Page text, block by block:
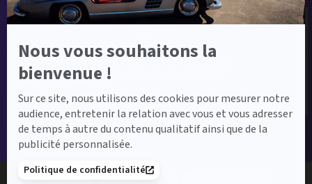
Nous vous souhaitons la
bienvenue !
Sur ce site, nous utilisons des cookies pour mesurer notre
audience, entretenir la relation avec vous et vous adresser
de temps à autre du contenu qualitatif ainsi que de la
publicité personnalisée.
Politique de confidentialité
Label Certified
des voitures d’occasion de haute qualité.